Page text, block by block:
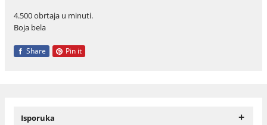
4.500 obrtaja u minuti.
Boja bela
Share Pin it
Isporuka +